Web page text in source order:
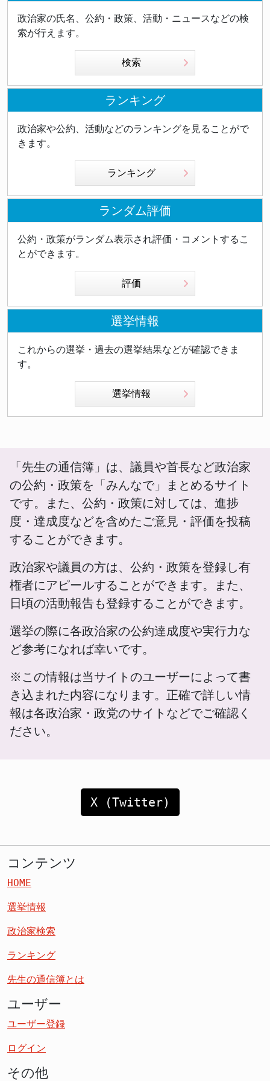
政治家の氏名、公約・政策、活動・ニュースなどの検
索が行えます。
検索
ランキング
政治家や公約、活動などのランキングを見ることがで
きます。
ランキング
ランダム評価
公約・政策がランダム表示され評価・コメントするこ
とができます。
評価
選挙情報
これからの選挙・過去の選挙結果などが確認できま
す。
選挙情報
「先生の通信簿」は、議員や首長など政治家
の公約・政策を「みんなで」まとめるサイト
です。また、公約・政策に対しては、進捗
度・達成度などを含めたご意見・評価を投稿
することができます。
政治家や議員の方は、公約・政策を登録し有
権者にアピールすることができます。また、
日頃の活動報告も登録することができます。
選挙の際に各政治家の公約達成度や実行力な
ど参考になれば幸いです。
※この情報は当サイトのユーザーによって書
き込まれた内容になります。正確で詳しい情
報は各政治家・政党のサイトなどでご確認く
ださい。
X (Twitter)
コンテンツ
HOME
選挙情報
政治家検索
ランキング
先生の通信簿とは
ユーザー
ユーザー登録
ログイン
その他